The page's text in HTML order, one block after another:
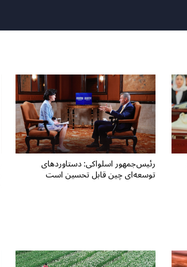
رئیس‌جمهور اسلواکی: دستاوردهای
توسعه‌ای چین قابل تحسین است